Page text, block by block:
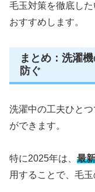
毛玉対策を徹底し
おすすめします。
まとめ：洗濯
防ぐ
洗濯中の工夫ひと
ができます。
特に2025年は、 最
用することで、毛